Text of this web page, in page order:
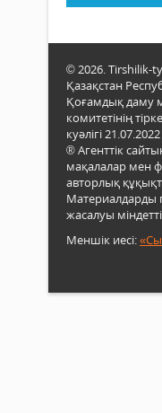
© 2026. Tirshilik-
Қазақстан
Қоғамдық даму
комитетінің
куәлігі
® Агенттік
мақалалар мен
авторлық
Материалдарды
жасалуы
Меншік иесі: